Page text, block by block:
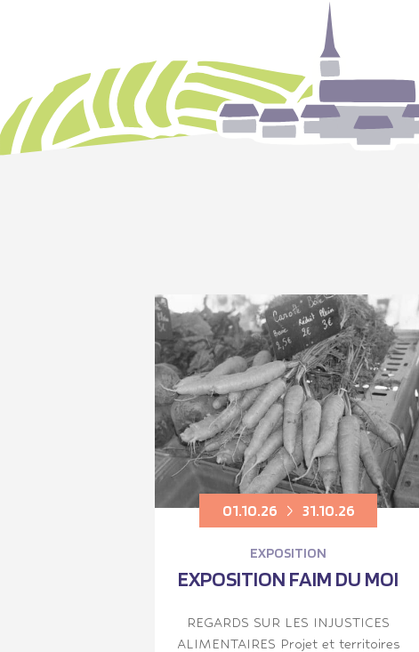
01.10.26 31.10.26
EXPOSITION
EXPOSITION FAIM DU MOI
REGARDS SUR LES INJUSTICES
ALIMENTAIRES Projet et territoires